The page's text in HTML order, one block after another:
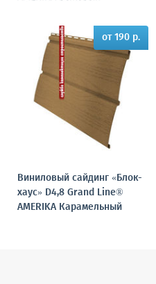
от 190 р.
Виниловый сайдинг «Блок-
хаус» D4,8 Grand Line®
AMERIKA Карамельный